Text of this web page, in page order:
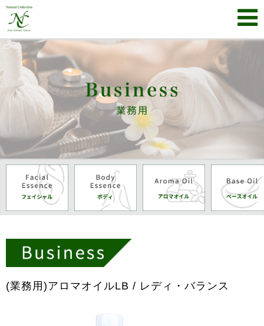
(業務用)アロマオイルLB / レディ・バランス